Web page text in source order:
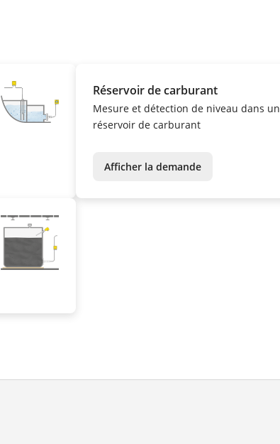
Réservoir de carburant
Mesure et détection de niveau dans un
réservoir de carburant
Afficher la demande